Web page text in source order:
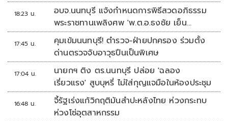
18:23 น.
อบจ.นนทบุรี แจ้งกำหนดการพิธีสวดอภิธรรม
พระราชทานเพลิงศพ 'พ.ต.อ.ธงชัย เย็น
ประเสริฐ'
17:45 น.
คุมเข้มนนทบุรี! ตำรวจ-ฝ่ายปกครอง ร่วมตั้ง
ด่านตรวจจับอาวุธปืนเป็นพิเศษ
17:04 น.
นายกฯ ติง ตร.นนทบุรี ปล่อย 'ฉลอง
เรี่ยวแรง' สูบบุหรี่ ไม่ใส่กุญแจมือในห้องประชุม
16:48 น.
จี้รัฐเร่งแก้วิกฤติมันสำปะหลังไทย ห่วงกระทบ
ห่วงโซ่อุตสาหกรรม